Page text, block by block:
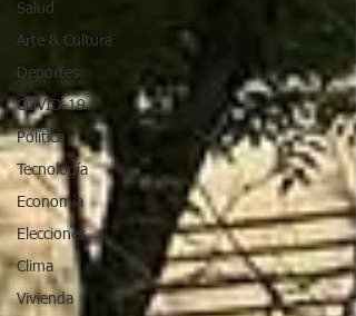
Salud
Arte & Cultura
Deportes
COVID-19
Política
Tecnología
Economía
Elecciones
Clima
Vivienda